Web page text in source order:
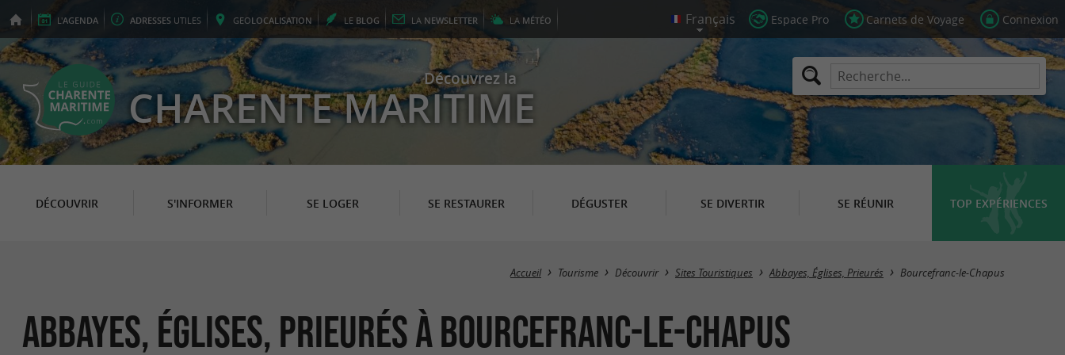
L'AGENDA ADRESSES UTILES GEOLOCALISATION LE BLOG LA NEWSLETTER LA MÉTÉO Espace Pro Carnets de Voyage Connexion
Découvrez la
CHARENTE MARITIME
DÉCOUVRIR S'INFORMER SE LOGER SE RESTAURER DÉGUSTER SE DIVERTIR SE RÉUNIR TOP EXPÉRIENCES
Masquer la carte
Accueil Tourisme Découvrir Sites Touristiques Abbayes, Églises, Prieurés Bourcefranc-le-Chapus
Abbayes, Églises, Prieurés à Bourcefranc-le-Chapus